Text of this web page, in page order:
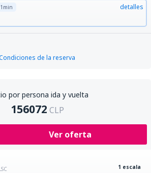
detalles
de la reserva
por persona ida y vuelta
156072 CLP
Ver oferta
1 escala